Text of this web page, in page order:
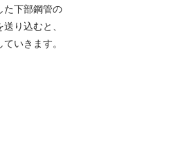
た下部鋼管の
り込むと、
いきます。